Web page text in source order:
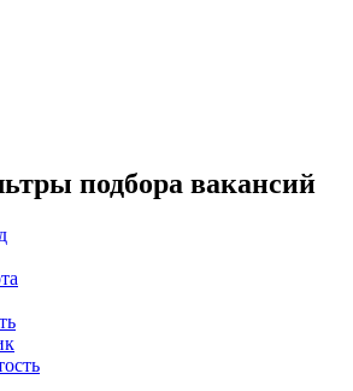
подбора вакансий